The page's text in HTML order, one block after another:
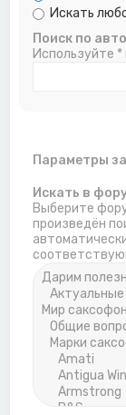
Искать
Поиск по
Используйте
Параметры
Искать в
Выберите
произведён